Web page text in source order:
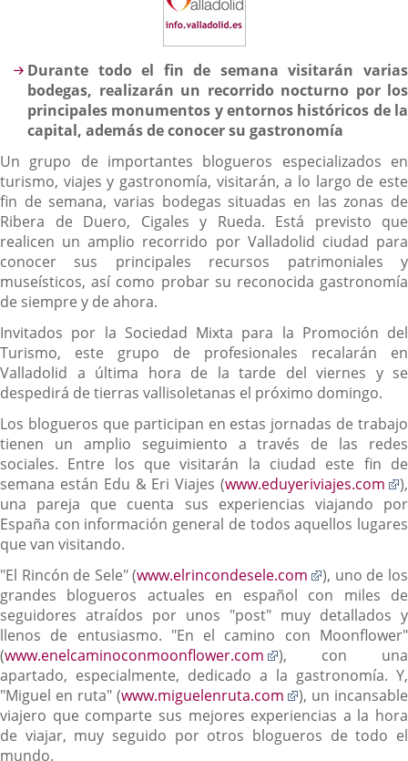
Descripción
Durante todo el fin de semana visitarán varias
bodegas, realizarán un recorrido nocturno por los
principales monumentos y entornos históricos de la
capital, además de conocer su gastronomía
Un grupo de importantes blogueros especializados en
turismo, viajes y gastronomía, visitarán, a lo largo de este
fin de semana, varias bodegas situadas en las zonas de
Ribera de Duero, Cigales y Rueda. Está previsto que
realicen un amplio recorrido por Valladolid ciudad para
conocer sus principales recursos patrimoniales y
museísticos, así como probar su reconocida gastronomía
de siempre y de ahora.
Invitados por la Sociedad Mixta para la Promoción del
Turismo, este grupo de profesionales recalarán en
Valladolid a última hora de la tarde del viernes y se
despedirá de tierras vallisoletanas el próximo domingo.
Los blogueros que participan en estas jornadas de trabajo
tienen un amplio seguimiento a través de las redes
sociales. Entre los que visitarán la ciudad este fin de
semana están Edu & Eri Viajes (www.eduyeriviajes.com
a
),
una pareja que cuenta sus experiencias viajando por
España con información general de todos aquellos lugares
que van visitando.
"El Rincón de Sele" (www.elrincondesele.com
Enlace
a
una
aplicación
externa.
), uno de los
grandes blogueros actuales en español con miles de
seguidores atraídos por unos "post" muy detallados y
llenos de entusiasmo. "En el camino con Moonflower"
(www.enelcaminoconmoonflower.com
Enlace
a
una
aplicación
externa.
), con una
apartado, especialmente, dedicado a la gastronomía. Y,
"Miguel en ruta" (www.miguelenruta.com
Enlace
a
una
), un incansable
viajero que comparte sus mejores experiencias a la hora
de viajar, muy seguido por otros blogueros de todo el
mundo.